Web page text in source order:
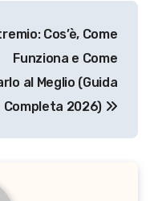
Cos’è, Come
Funziona e Come
al Meglio (Guida
Completa 2026)